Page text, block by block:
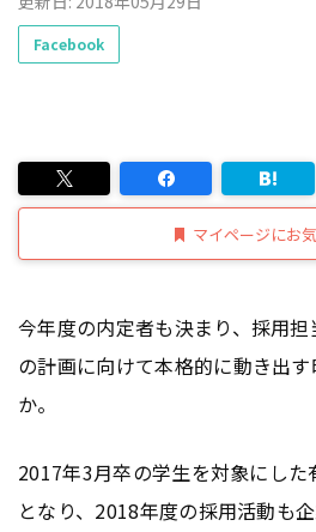
Facebook
マイページにお
今年度の内定者も決まり、採用
の計画に向けて本格的に動き出
か。
2017年3月卒の学生を対象にし
となり、2018年度の採用活動も